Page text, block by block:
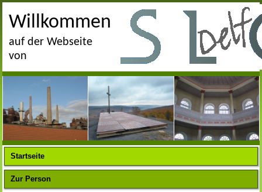
Willkommen
auf der Webseite
von
Startseite
Zur Person